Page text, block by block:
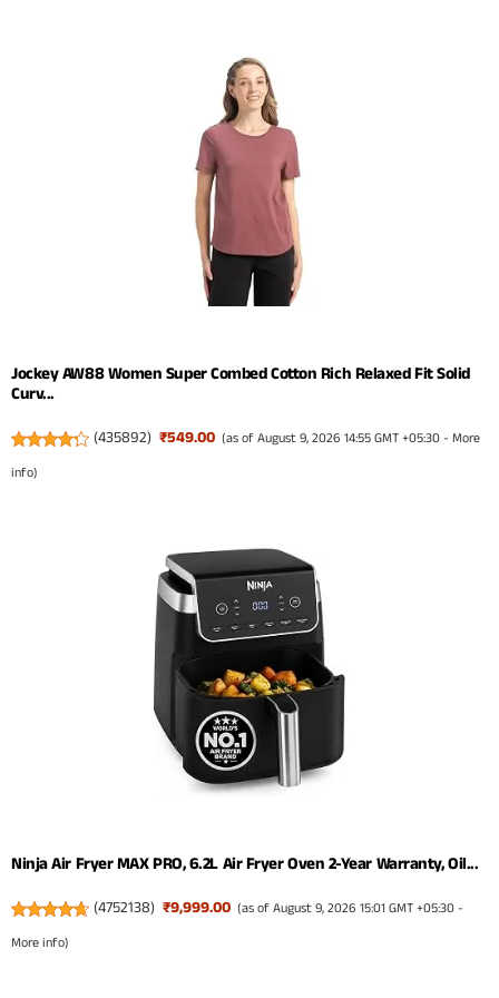
Jockey AW88 Women Super Combed Cotton Rich Relaxed Fit Solid
Curv...
(435892) ₹549.00 (as of August 9, 2026 14:55 GMT +05:30 -More
info)
Ninja Air Fryer MAX PRO, 6.2L Air Fryer Oven 2-Year Warranty, Oil...
(4752138) ₹9,999.00 (as of August 9, 2026 15:01 GMT +05:30 -
More info)